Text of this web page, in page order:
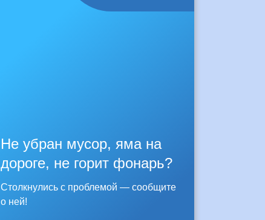
Не убран мусор, яма на
дороге, не горит фонарь?
Столкнулись с проблемой — сообщите
о ней!